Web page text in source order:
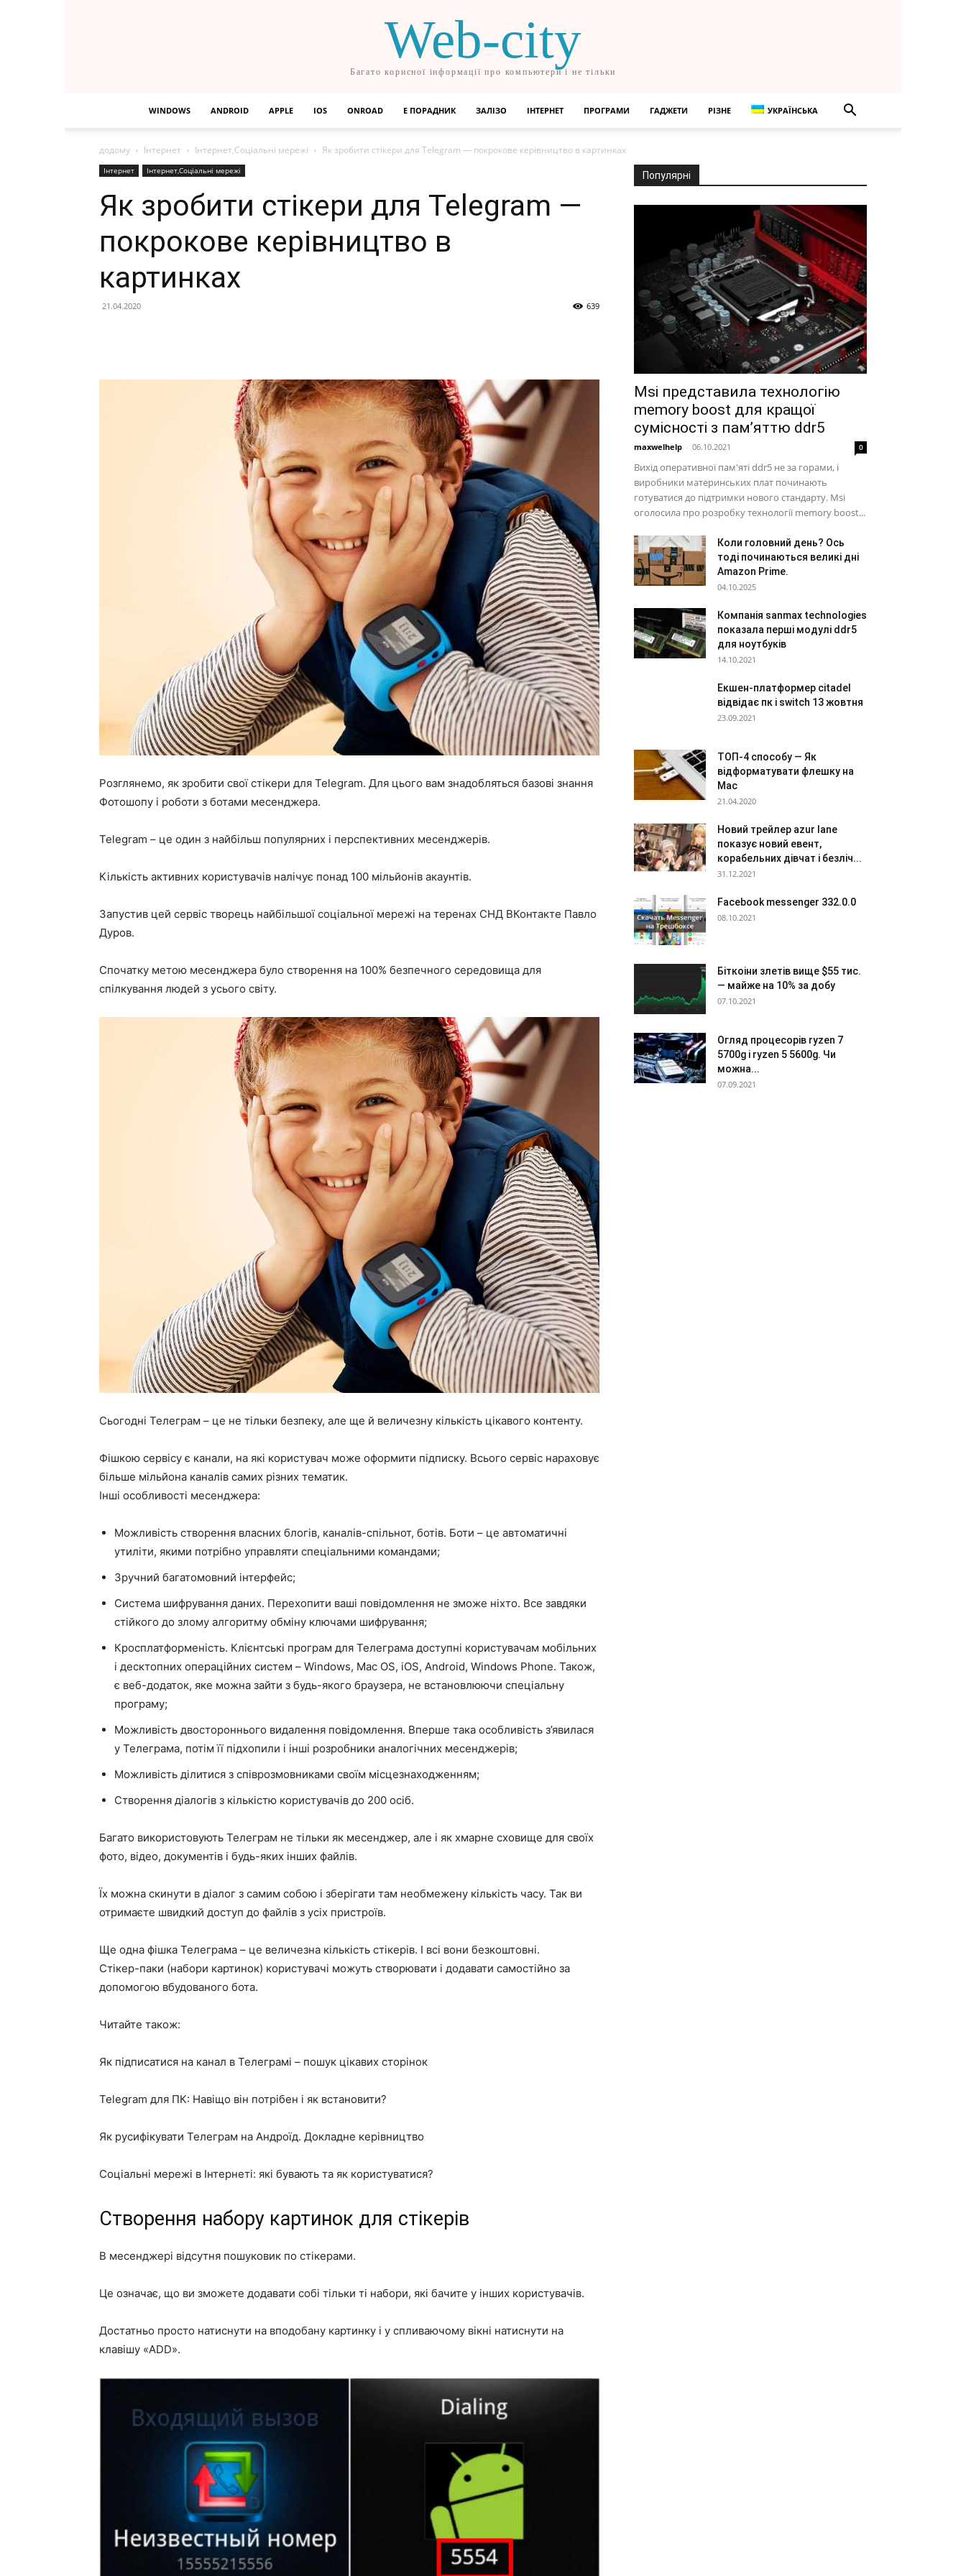
Web-city
Багато корисної інформації про компьютери і не тільки
WINDOWS ANDROID APPLE IOS ONROAD Е ПОРАДНИК ЗАЛІЗО ІНТЕРНЕТ ПРОГРАМИ ГАДЖЕТИ РІЗНЕ УКРАЇНСЬКА
додому Інтернет Інтернет,Соціальні мережі Як зробити стікери для Telegram — покрокове керівництво в картинках
Інтернет Інтернет,Соціальні мережі
Як зробити стікери для Telegram —
покрокове керівництво в
картинках
21.04.2020 639
Розглянемо, як зробити свої стікери для Telegram. Для цього вам знадобляться базові знання
Фотошопу і роботи з ботами месенджера.
Telegram – це один з найбільш популярних і перспективних месенджерів.
Кількість активних користувачів налічує понад 100 мільйонів акаунтів.
Запустив цей сервіс творець найбільшої соціальної мережі на теренах СНД ВКонтакте Павло
Дуров.
Спочатку метою месенджера було створення на 100% безпечного середовища для
спілкування людей з усього світу.
Сьогодні Телеграм – це не тільки безпеку, але ще й величезну кількість цікавого контенту.
Фішкою сервісу є канали, на які користувач може оформити підписку. Всього сервіс нараховує
більше мільйона каналів самих різних тематик.
Інші особливості месенджера:
Можливість створення власних блогів, каналів-спільнот, ботів. Боти – це автоматичні
утиліти, якими потрібно управляти спеціальними командами;
Зручний багатомовний інтерфейс;
Система шифрування даних. Перехопити ваші повідомлення не зможе ніхто. Все завдяки
стійкого до злому алгоритму обміну ключами шифрування;
Кросплатформеність. Клієнтські програм для Телеграма доступні користувачам мобільних
і десктопних операційних систем – Windows, Mac OS, iOS, Android, Windows Phone. Також,
є веб-додаток, яке можна зайти з будь-якого браузера, не встановлюючи спеціальну
програму;
Можливість двостороннього видалення повідомлення. Вперше така особливість з’явилася
у Телеграма, потім її підхопили і інші розробники аналогічних месенджерів;
Можливість ділитися з співрозмовниками своїм місцезнаходженням;
Створення діалогів з кількістю користувачів до 200 осіб.
Багато використовують Телеграм не тільки як месенджер, але і як хмарне сховище для своїх
фото, відео, документів і будь-яких інших файлів.
Їх можна скинути в діалог з самим собою і зберігати там необмежену кількість часу. Так ви
отримаєте швидкий доступ до файлів з усіх пристроїв.
Ще одна фішка Телеграма – це величезна кількість стікерів. І всі вони безкоштовні.
Стікер-паки (набори картинок) користувачі можуть створювати і додавати самостійно за
допомогою вбудованого бота.
Читайте також:
Як підписатися на канал в Телеграмі – пошук цікавих сторінок
Telegram для ПК: Навіщо він потрібен і як встановити?
Як русифікувати Телеграм на Андроїд. Докладне керівництво
Соціальні мережі в Інтернеті: які бувають та як користуватися?
Створення набору картинок для стікерів
В месенджері відсутня пошуковик по стікерами.
Це означає, що ви зможете додавати собі тільки ті набори, які бачите у інших користувачів.
Достатньо просто натиснути на вподобану картинку і у спливаючому вікні натиснути на
клавішу «ADD».
Популярні
Msi представила технологію
memory boost для кращої
сумісності з пам’яттю ddr5
maxwelhelp - 06.10.2021 0
Вихід оперативної пам'яті ddr5 не за горами, і
виробники материнських плат починають
готуватися до підтримки нового стандарту. Msi
оголосила про розробку технології memory boost...
Коли головний день? Ось
тоді починаються великі дні
Amazon Prime.
04.10.2025
Компанія sanmax technologies
показала перші модулі ddr5
для ноутбуків
14.10.2021
Екшен-платформер citadel
відвідає пк і switch 13 жовтня
23.09.2021
ТОП-4 способу — Як
відформатувати флешку на
Mac
21.04.2020
Новий трейлер azur lane
показує новий евент,
корабельних дівчат і безліч...
31.12.2021
Facebook messenger 332.0.0
08.10.2021
Біткоіни злетів вище $55 тис.
— майже на 10% за добу
07.10.2021
Огляд процесорів ryzen 7
5700g і ryzen 5 5600g. Чи
можна...
07.09.2021